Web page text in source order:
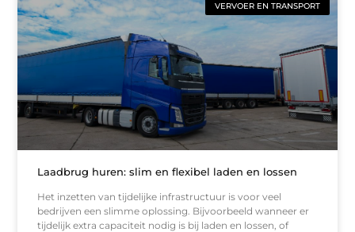
VERVOER EN TRANSPORT
Laadbrug huren: slim en flexibel laden en lossen
Het inzetten van tijdelijke infrastructuur is voor veel
bedrijven een slimme oplossing. Bijvoorbeeld wanneer er
tijdelijk extra capaciteit nodig is bij laden en lossen, of